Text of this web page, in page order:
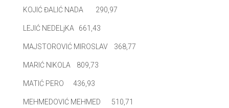
KOJIĆ ĐALIĆ NADA 290,97
LEJIĆ NEDELjKA 661,43
MAJSTOROVIĆ MIROSLAV 368,77
MARIĆ NIKOLA 809,73
MATIĆ PERO 436,93
MEHMEDOVIĆ MEHMED 510,71